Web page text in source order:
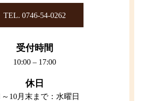
TEL. 0746-54-0262
受付時間
10:00 – 17:00
休日
～10月末まで：水曜日